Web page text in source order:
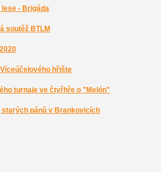
- Brigáda
soutěž BTLM
hřište
turnaje ve čtyřhře o "Melón"
starých pánů v Brankovicích